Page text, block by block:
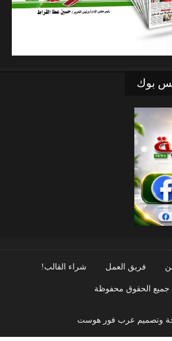
بوك
فريق العمل شراء القالب!
جميع الحقوق محفوظة
وتصميم عرب فور هوست